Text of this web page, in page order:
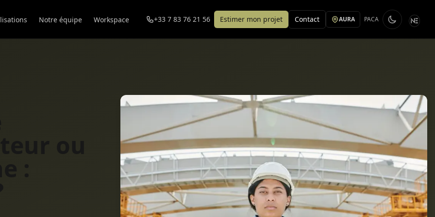
Notre équipe Workspace +33 7 83 76 21 56 Estimer mon projet Contact AURA PACA